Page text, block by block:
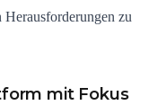
zu
mit Fokus